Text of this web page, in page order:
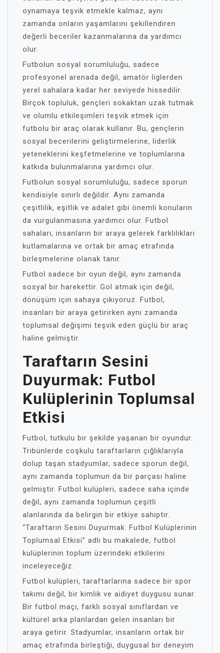
oynamaya teşvik etmekle kalmaz, aynı
zamanda onların yaşamlarını şekillendiren
değerli beceriler kazanmalarına da yardımcı
olur.
Futbolun sosyal sorumluluğu, sadece
profesyonel arenada değil, amatör liglerden
yerel sahalara kadar her seviyede hissedilir.
Birçok topluluk, gençleri sokaktan uzak tutmak
ve olumlu etkileşimleri teşvik etmek için
futbolu bir araç olarak kullanır. Bu, gençlerin
sosyal becerilerini geliştirmelerine, liderlik
yeteneklerini keşfetmelerine ve toplumlarına
katkıda bulunmalarına yardımcı olur.
Futbolun sosyal sorumluluğu, sadece sporun
kendisiyle sınırlı değildir. Aynı zamanda
çeşitlilik, eşitlik ve adalet gibi önemli konuların
da vurgulanmasına yardımcı olur. Futbol
sahaları, insanların bir araya gelerek farklılıkları
kutlamalarına ve ortak bir amaç etrafında
birleşmelerine olanak tanır.
Futbol sadece bir oyun değil, aynı zamanda
sosyal bir harekettir. Gol atmak için değil,
dönüşüm için sahaya çıkıyoruz. Futbol,
insanları bir araya getirirken aynı zamanda
toplumsal değişimi teşvik eden güçlü bir araç
haline gelmiştir.
Taraftarın Sesini
Duyurmak: Futbol
Kulüplerinin Toplumsal
Etkisi
Futbol, tutkulu bir şekilde yaşanan bir oyundur.
Tribünlerde coşkulu taraftarların çığlıklarıyla
dolup taşan stadyumlar, sadece sporun değil,
aynı zamanda toplumun da bir parçası haline
gelmiştir. Futbol kulüpleri, sadece saha içinde
değil, aynı zamanda toplumun çeşitli
alanlarında da belirgin bir etkiye sahiptir.
“Taraftarın Sesini Duyurmak: Futbol Kulüplerinin
Toplumsal Etkisi” adlı bu makalede, futbol
kulüplerinin toplum üzerindeki etkilerini
inceleyeceğiz.
Futbol kulüpleri, taraftarlarına sadece bir spor
takımı değil, bir kimlik ve aidiyet duygusu sunar.
Bir futbol maçı, farklı sosyal sınıflardan ve
kültürel arka planlardan gelen insanları bir
araya getirir. Stadyumlar, insanların ortak bir
amaç etrafında birleştiği, duygusal bir deneyim